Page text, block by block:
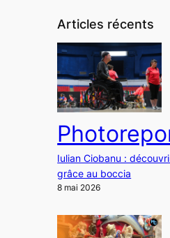
Articles récents
Iulian Ciobanu :
grâce au boccia
8 mai 2026